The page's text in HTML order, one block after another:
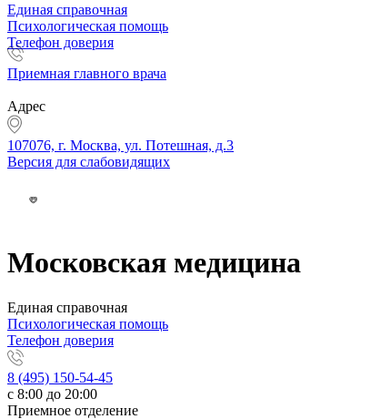
Единая справочная
Психологическая помощь
Телефон доверия
Приемная главного врача
Адрес
107076, г. Москва, ул. Потешная, д.3
Версия для слабовидящих
Московская медицина
Единая справочная
Психологическая помощь
Телефон доверия
8 (495) 150-54-45
с 8:00 до 20:00
Приемное отделение